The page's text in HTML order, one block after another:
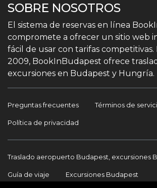
SOBRE NOSOTROS
El sistema de reservas en línea
compromete a ofrecer un sitio web
fácil de usar con tarifas
2009, BookInBudapest ofrece
excursiones en Budapest y Hungría.
Preguntas frecuentes Términos de
Política de privacidad
Traslado aeropuerto Budapest, excursiones
Guía de viaje Excursiones Budapest